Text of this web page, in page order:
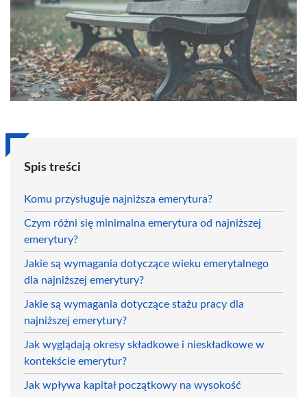
Spis treści
Komu przysługuje najniższa emerytura?
Czym różni się minimalna emerytura od najniższej
emerytury?
Jakie są wymagania dotyczące wieku emerytalnego
dla najniższej emerytury?
Jakie są wymagania dotyczące stażu pracy dla
najniższej emerytury?
Jak wyglądają okresy składkowe i nieskładkowe w
kontekście emerytur?
Jak wpływa kapitał początkowy na wysokość